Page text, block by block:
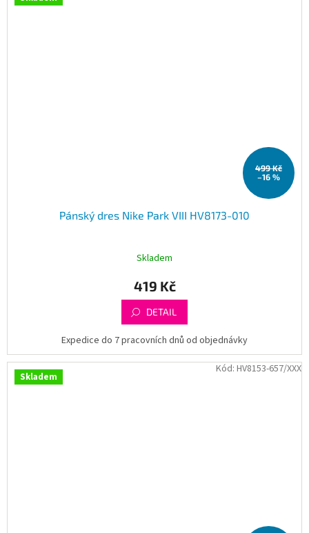
499 Kč
–16 %
Pánský dres Nike Park VIII HV8173-010
Skladem
419 Kč
DETAIL
Expedice do 7 pracovních dnů od objednávky
Skladem
Kód: HV8153-657/XXX